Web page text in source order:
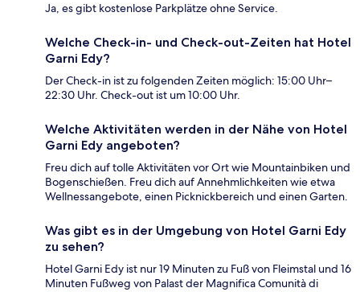
Ja, es gibt kostenlose Parkplätze ohne Service.
Welche Check-in- und Check-out-Zeiten hat Hotel
Garni Edy?
Der Check-in ist zu folgenden Zeiten möglich: 15:00 Uhr–
22:30 Uhr. Check-out ist um 10:00 Uhr.
Welche Aktivitäten werden in der Nähe von Hotel
Garni Edy angeboten?
Freu dich auf tolle Aktivitäten vor Ort wie Mountainbiken und
Bogenschießen. Freu dich auf Annehmlichkeiten wie etwa
Wellnessangebote, einen Picknickbereich und einen Garten.
Was gibt es in der Umgebung von Hotel Garni Edy
zu sehen?
Hotel Garni Edy ist nur 19 Minuten zu Fuß von Fleimstal und 16
Minuten Fußweg von Palast der Magnifica Comunità di